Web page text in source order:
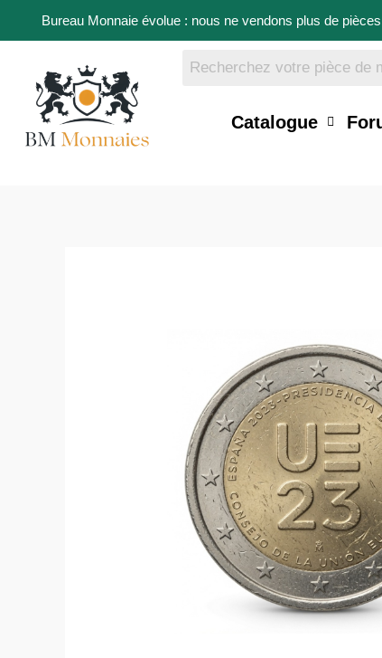
Bureau Monnaie évolue : nous ne vendons plus de
Catalogue